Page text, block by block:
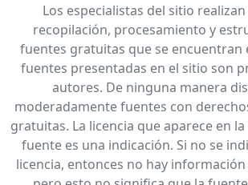
Los especialistas del sitio
recopilación, procesamiento y
fuentes gratuitas que se encuentran
fuentes presentadas en el sitio son
autores. De ninguna manera
moderadamente fuentes con
gratuitas. La licencia que aparece en
fuente es una indicación. Si no se
licencia, entonces no hay